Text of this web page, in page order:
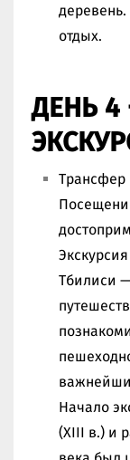
отдых.
ДЕНЬ 4
Трансфер
Тбилиси
Начало
(XIII в.) и